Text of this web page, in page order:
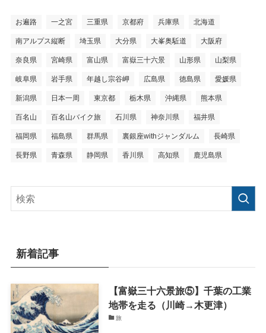
お遍路 一之宮 三重県 京都府 兵庫県 北海道
南アルプス縦断 埼玉県 大分県 大峯奥駈道 大阪府
奈良県 宮崎県 富山県 富嶽三十六景 山形県 山梨県
岐阜県 岩手県 年越し宗谷岬 広島県 徳島県 愛媛県
新潟県 日本一周 東京都 栃木県 沖縄県 熊本県
百名山 百名山バイク旅 石川県 神奈川県 福井県
福岡県 福島県 群馬県 裏銀座withジャンダルム 長崎県
長野県 青森県 静岡県 香川県 高知県 鹿児島県
新着記事
【富嶽三十六景旅⑤】千葉の工業
地帯を走る（川崎→木更津）
旅